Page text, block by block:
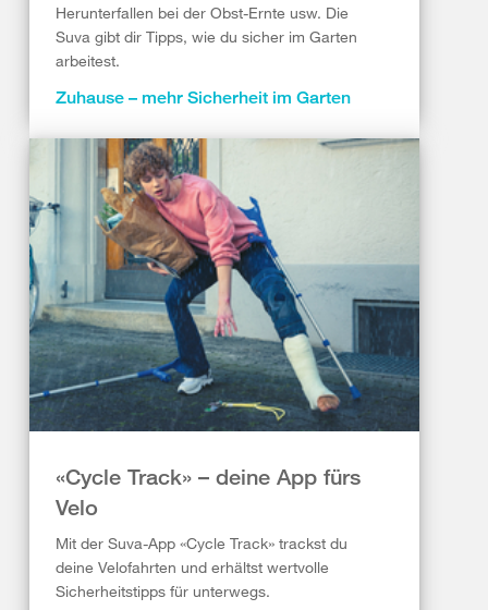
Herunterfallen bei der Obst-Ernte usw. Die
Suva gibt dir Tipps, wie du sicher im Garten
arbeitest.
Zuhause – mehr Sicherheit im Garten
«Cycle Track» – deine App fürs
Velo
Mit der Suva-App «Cycle Track» trackst du
deine Velofahrten und erhältst wertvolle
Sicherheitstipps für unterwegs.